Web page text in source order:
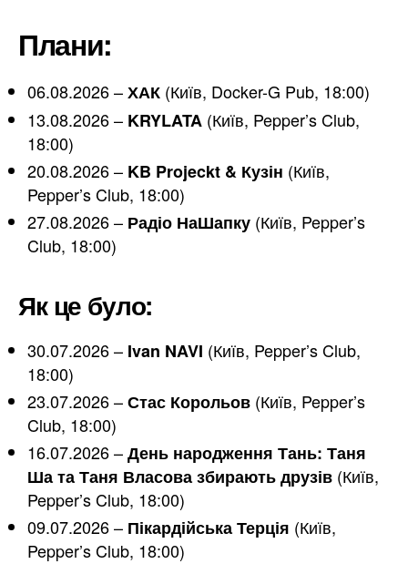
Плани:
06.08.2026 –ХАК (Київ, Docker-G Pub, 18:00)
13.08.2026 – KRYLATA (Київ, Pepper’s Club,
18:00)
20.08.2026 – KB Projeckt & Кузін (Київ,
Pepper’s Club, 18:00)
27.08.2026 – Радіо НаШапку (Київ, Pepper’s
Club, 18:00)
Як це було:
30.07.2026 – Ivan NAVI (Київ, Pepper’s Club,
18:00)
23.07.2026 –Стас Корольов (Київ, Pepper’s
Club, 18:00)
16.07.2026 –День народження Тань: Таня
Ша та Таня Власова збирають друзів (Київ,
Pepper’s Club, 18:00)
09.07.2026 – Пікардійська Терція (Київ,
Pepper’s Club, 18:00)